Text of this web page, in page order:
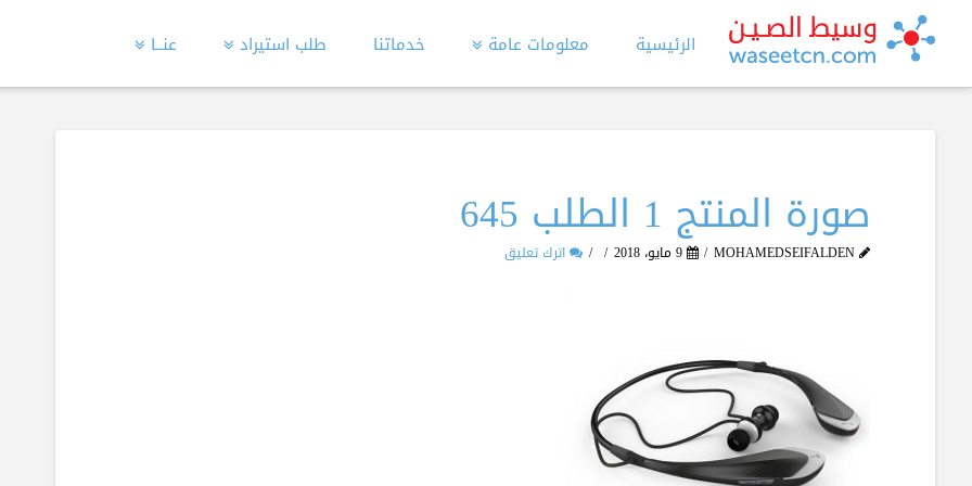
الرئيسية معلومات عامة خدماتنا طلب استيراد عنــا
صورة المنتج 1 الطلب 645
MOHAMEDSEIFALDEN 9 مايو، 2018 اترك تعليق